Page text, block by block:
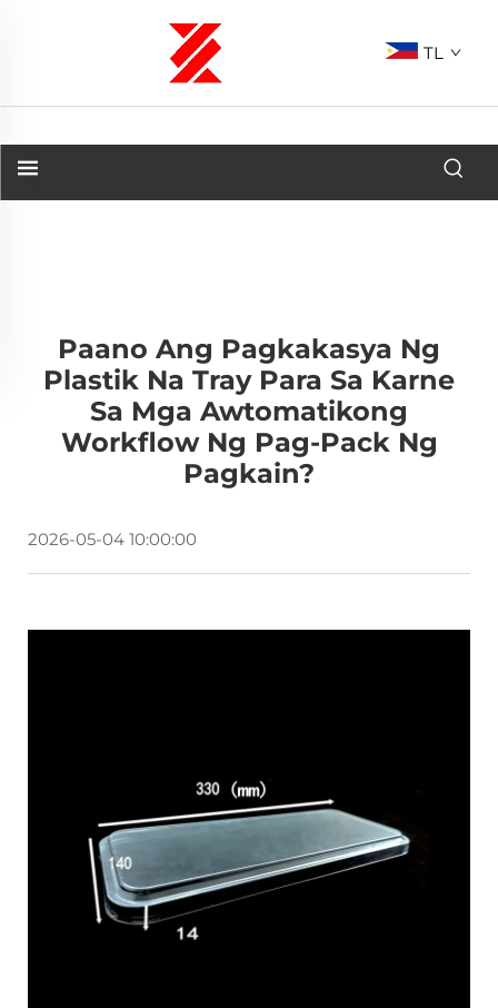
TL
Paano Ang Pagkakasya Ng
Plastik Na Tray Para Sa Karne
Sa Mga Awtomatikong
Workflow Ng Pag-Pack Ng
Pagkain?
2026-05-04 10:00:00